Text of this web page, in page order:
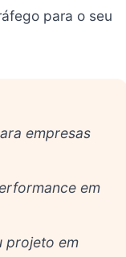
para o seu
empresas
em
projeto em